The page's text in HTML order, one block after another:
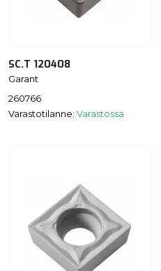
SC.T 120408
Garant
260766
Varastotilanne: Varastossa